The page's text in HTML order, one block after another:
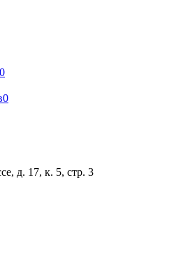
0
0
д. 17, к. 5, стр. 3